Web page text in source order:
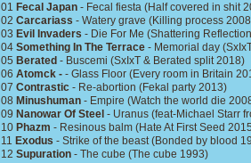
01 Fecal Japan - Fecal fiesta (Half covered in shit
02 Carcariass - Watery grave (Killing process
03 Evil Invaders - Die For Me (Shattering
04 Something In The Terrace - Memorial day
05 Berated - Buscemi (SxIxT & Berated split 2018)
06 Atomck - - Glass Floor (Every room in Britain
07 Contrastic - Re-abortion (Fekal party 2013)
08 Minushuman - Empire (Watch the world die
09 Nanowar Of Steel - Uranus (feat-Michael Starr
10 Phazm - Resinous balm (Hate At First Seed
11 Exodus - Strike of the beast (Bonded by blood
12 Supuration - The cube (The cube 1993)